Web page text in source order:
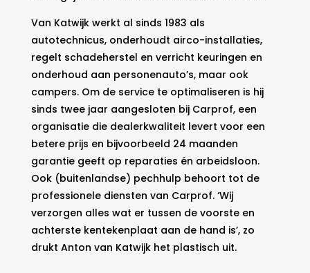
Van Katwijk werkt al sinds 1983 als
autotechnicus, onderhoudt airco-installaties,
regelt schadeherstel en verricht keuringen en
onderhoud aan personenauto’s, maar ook
campers. Om de service te optimaliseren is hij
sinds twee jaar aangesloten bij Carprof, een
organisatie die dealerkwaliteit levert voor een
betere prijs en bijvoorbeeld 24 maanden
garantie geeft op reparaties én arbeidsloon.
Ook (buitenlandse) pechhulp behoort tot de
professionele diensten van Carprof. ‘Wij
verzorgen alles wat er tussen de voorste en
achterste kentekenplaat aan de hand is’, zo
drukt Anton van Katwijk het plastisch uit.